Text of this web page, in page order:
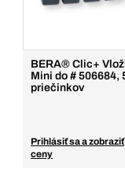
BERA® Clic+
Mini do # 506684,
priečinkov
Prihlásiť sa a zobraziť
ceny